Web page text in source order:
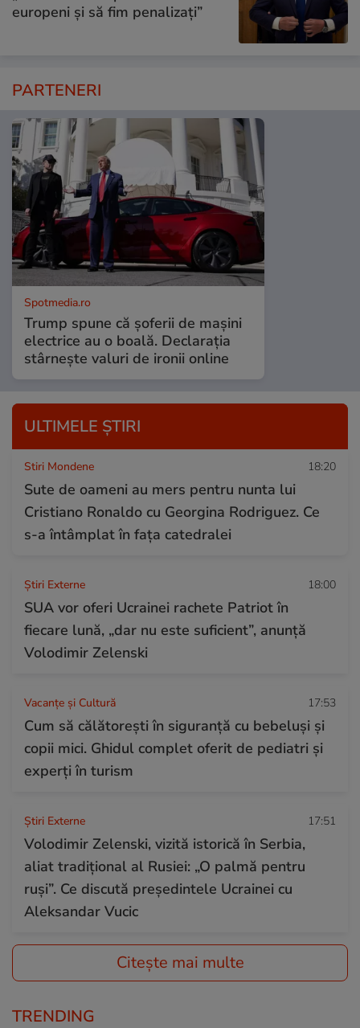
europeni și să fim penalizați”
PARTENERI
Spotmedia.ro
Trump spune că șoferii de mașini
electrice au o boală. Declarația
stârnește valuri de ironii online
ULTIMELE ȘTIRI
Stiri Mondene 18:20
Sute de oameni au mers pentru nunta lui
Cristiano Ronaldo cu Georgina Rodriguez. Ce
s-a întâmplat în fața catedralei
Știri Externe 18:00
SUA vor oferi Ucrainei rachete Patriot în
fiecare lună, „dar nu este suficient”, anunță
Volodimir Zelenski
Vacanțe și Cultură 17:53
Cum să călătorești în siguranță cu bebeluși și
copii mici. Ghidul complet oferit de pediatri și
experți în turism
Știri Externe 17:51
Volodimir Zelenski, vizită istorică în Serbia,
aliat tradițional al Rusiei: „O palmă pentru
ruși”. Ce discută președintele Ucrainei cu
Aleksandar Vucic
Citește mai multe
TRENDING